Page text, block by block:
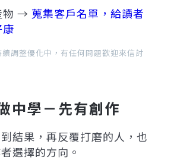
物 → 蒐集客戶名單，給讀者
調整優化中，有任何問題歡迎來信討
中學－先有創作
結果，再反覆打磨的人，也
選擇的方向。